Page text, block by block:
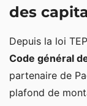
des
Depuis la loi
Code général
partenaire de
plafond de